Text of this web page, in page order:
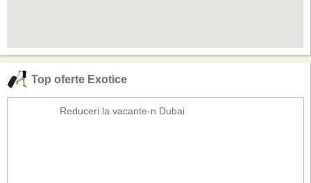
Top oferte Exotice
Reduceri la vacante-n Dubai